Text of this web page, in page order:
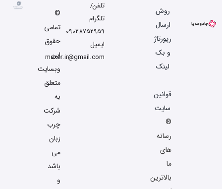
روش
ارسال
رپورتاژ
و بک
لینک
قوانین
سایت
®
رسانه
های
ما
بالاترین
تلفن/
تلگرام
09028752959
ایمیل
maxer.ir@gmail.com
©
تمامی
حقوق
این
وبسایت
متعلق
به
شرکت
چرب
زبان
می
باشد
و